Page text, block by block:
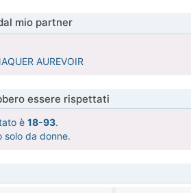
mio partner
AUREVOIR
essere rispettati
è 18-93.
solo da donne.